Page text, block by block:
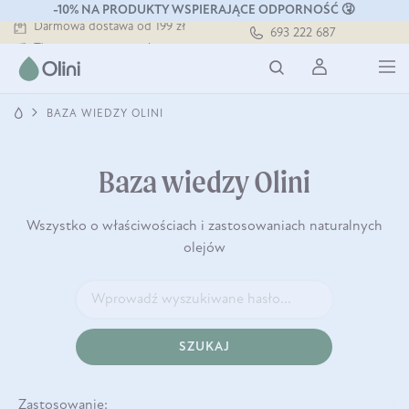
-10% NA PRODUKTY WSPIERAJĄCE ODPORNOŚĆ 🤧
Darmowa dostawa od 199 zł
Tłoczony zawsze na zimno
Darmowa dostawa od 199 zł
693 222 687
BAZA WIEDZY OLINI
Baza wiedzy Olini
Wszystko o właściwościach i zastosowaniach naturalnych
olejów
SZUKAJ
Zastosowanie: